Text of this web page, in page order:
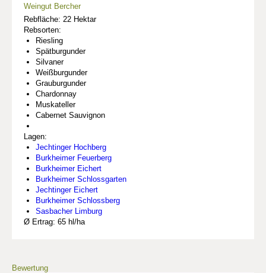
Weingut Bercher
Rebfläche: 22 Hektar
Rebsorten:
Riesling
Spätburgunder
Silvaner
Weißburgunder
Grauburgunder
Chardonnay
Muskateller
Cabernet Sauvignon
Lagen:
Jechtinger Hochberg
Burkheimer Feuerberg
Burkheimer Eichert
Burkheimer Schlossgarten
Jechtinger Eichert
Burkheimer Schlossberg
Sasbacher Limburg
Ø Ertrag: 65 hl/ha
Bewertung